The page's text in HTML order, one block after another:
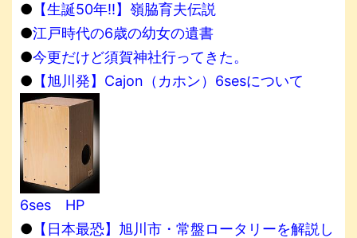
● 【生誕50年!!】嶺脇育夫伝説
●江戸時代の6歳の幼女の遺書
●今更だけど須賀神社行ってきた。
● 【旭川発】Cajon（カホン）6sesについて
6ses HP
● 【日本最恐】旭川市・常盤ロータリーを解説し